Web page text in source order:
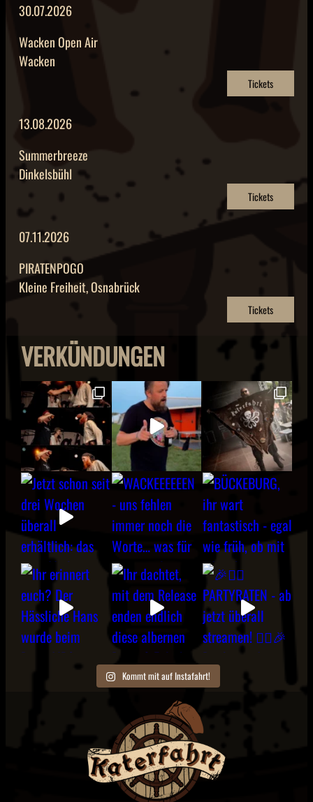
30.07.2026
Wacken Open Air
Wacken
Tickets
13.08.2026
Summerbreeze
Dinkelsbühl
Tickets
07.11.2026
PIRATENPOGO
Kleine Freiheit, Osnabrück
Tickets
VERKÜNDUNGEN
Kommt mit auf Instafahrt!